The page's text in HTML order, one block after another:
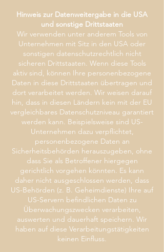
Hinweis zur Datenweitergabe in die USA
und sonstige Drittstaaten
Wir verwenden unter anderem Tools von
Unternehmen mit Sitz in den USA oder
sonstigen datenschutzrechtlich nicht
sicheren Drittstaaten. Wenn diese Tools
aktiv sind, können Ihre personenbezogene
Daten in diese Drittstaaten übertragen und
dort verarbeitet werden. Wir weisen darauf
hin, dass in diesen Ländern kein mit der EU
vergleichbares Datenschutzniveau garantiert
werden kann. Beispielsweise sind US-
Unternehmen dazu verpflichtet,
personenbezogene Daten an
Sicherheitsbehörden herauszugeben, ohne
dass Sie als Betroffener hiergegen
gerichtlich vorgehen könnten. Es kann
daher nicht ausgeschlossen werden, dass
US-Behörden (z. B. Geheimdienste) Ihre auf
US-Servern befindlichen Daten zu
Überwachungszwecken verarbeiten,
auswerten und dauerhaft speichern. Wir
haben auf diese Verarbeitungstätigkeiten
keinen Einfluss.